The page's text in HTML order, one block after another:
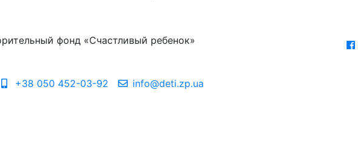
фонд «Счастливый ребенок»
+38 050 452-03-92 info@deti.zp.ua